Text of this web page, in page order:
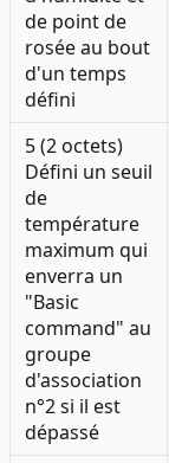
de point de
rosée au bout
d'un temps
défini
5 (2 octets)
Défini un seuil
de
température
maximum qui
enverra un
"Basic
command" au
groupe
d'association
n°2 si il est
dépassé